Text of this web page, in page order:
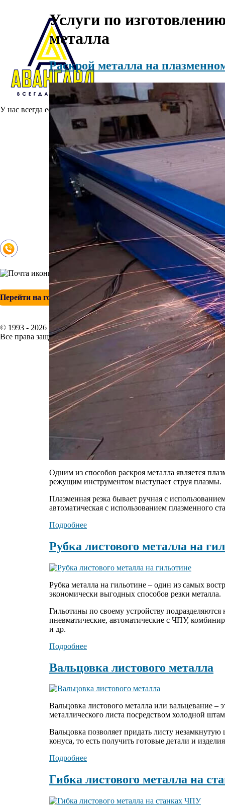
У нас всегда есть ИНДИВИДУАЛЬНОЕ решение ваших вопросов,
Раскрой металла на плазменном станке
Рубка листового металла на гильотине
Вальцовка листового металла
Гибка листового металла на станках ЧПУ
Лазерная резка металла на станках с ЧПУ
Аргонодуговая сварка неплавящимся электродом в среде
Дуговая сварка плавящимся электродом в среде защитных
Полимерная порошковая покраска изделий из металла
+ 7 (342) 271-88-21
info@esp-perm.ru
Перейти на головной сайт
© 1993 - 2026
Все права защищены.
Услуги по
металла
Раскрой металла на
Одним из способов раскроя металла является
режущим инструментом выступает струя плазмы.
Плазменная резка бывает ручная с
автоматическая с использованием плазменного
Подробнее
Рубка листового металла на
Рубка металла на гильотине – один из самых
экономически выгодных способов резки металла.
Гильотины по своему устройству подразделяются
пневматические, автоматические с ЧПУ,
и др.
Подробнее
Вальцовка листового металла
Вальцовка листового металла или вальцевание –
металлического листа посредством холодной
Вальцовка позволяет придать листу
конуса, то есть получить готовые детали и
Подробнее
Гибка листового металла на